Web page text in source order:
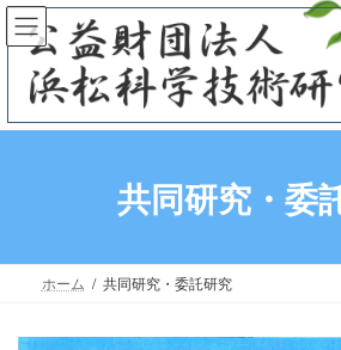
コ
ン
へ
ナ
ビ
ョ
共同研究・委
ホーム 共同研究・委託研究